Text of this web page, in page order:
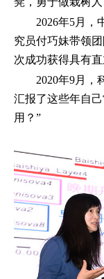
2026年5月，
究员付巧妹带领
次成功获得具有
2020年9月，
汇报了这些年自
用？”